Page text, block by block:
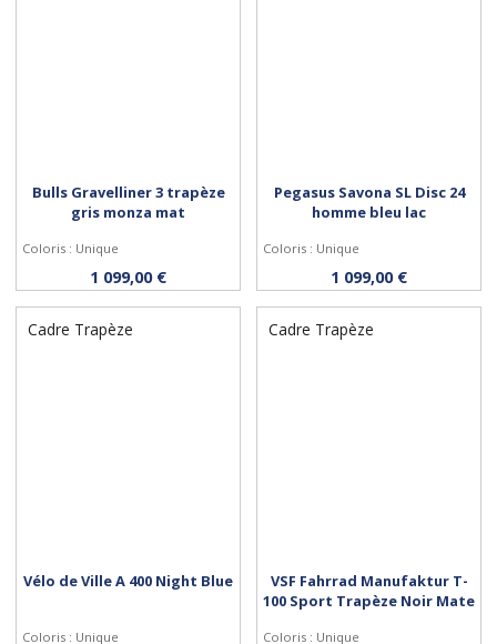
Personnaliser
Bulls Gravelliner 3 trapèze
gris monza mat
Coloris : Unique
1 099,00 € Personnaliser
Pegasus Savona SL Disc 24
homme bleu lac
Coloris : Unique
1 099,00 €
Cadre Trapèze
Vélo de Ville A 400 Night Blue
Coloris : Unique
Cadre Trapèze
VSF Fahrrad Manufaktur T-
100 Sport Trapèze Noir Mate
Coloris : Unique